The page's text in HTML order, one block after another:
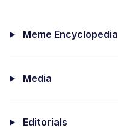
Meme Encyclopedia
Media
Editorials